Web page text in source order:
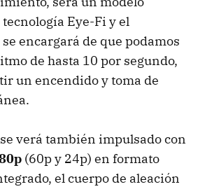
Eye-Fi y el
encargará de que podamos
de hasta 10 por segundo,
un encendido y toma de
verá también impulsado con
(60p y 24p) en formato
el cuerpo de aleación